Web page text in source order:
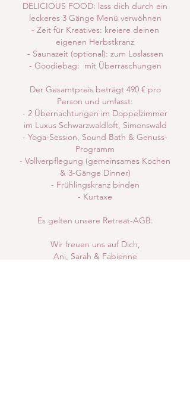
DELICIOUS FOOD: lass dich durch ein
leckeres 3 Gänge Menü verwöhnen
- Zeit für Kreatives: kreiere deinen
eigenen Herbstkranz
- Saunazeit (optional): zum Loslassen
- Goodiebag: mit Überraschungen
Der Gesamtpreis beträgt 490 € pro
Person und umfasst:
- 2 Übernachtungen im Doppelzimmer
im Luxus Schwarzwaldloft, Simonswald
- Yoga-Session, Sound Bath & Genuss-
Programm
- Vollverpflegung (gemeinsames Kochen
& 3-Gänge Dinner)
- Frühlingskranz binden
- Kurtaxe
Es gelten unsere Retreat-AGB.
Wir freuen uns auf Dich,
Ani, Sarah & Fabienne